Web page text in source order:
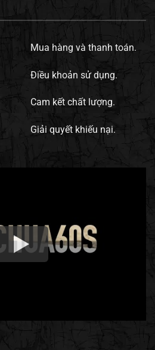
Mua hàng và thanh toán.
Điều khoản sử dụng.
Cam kết chất lượng.
Giải quyết khiếu nại.